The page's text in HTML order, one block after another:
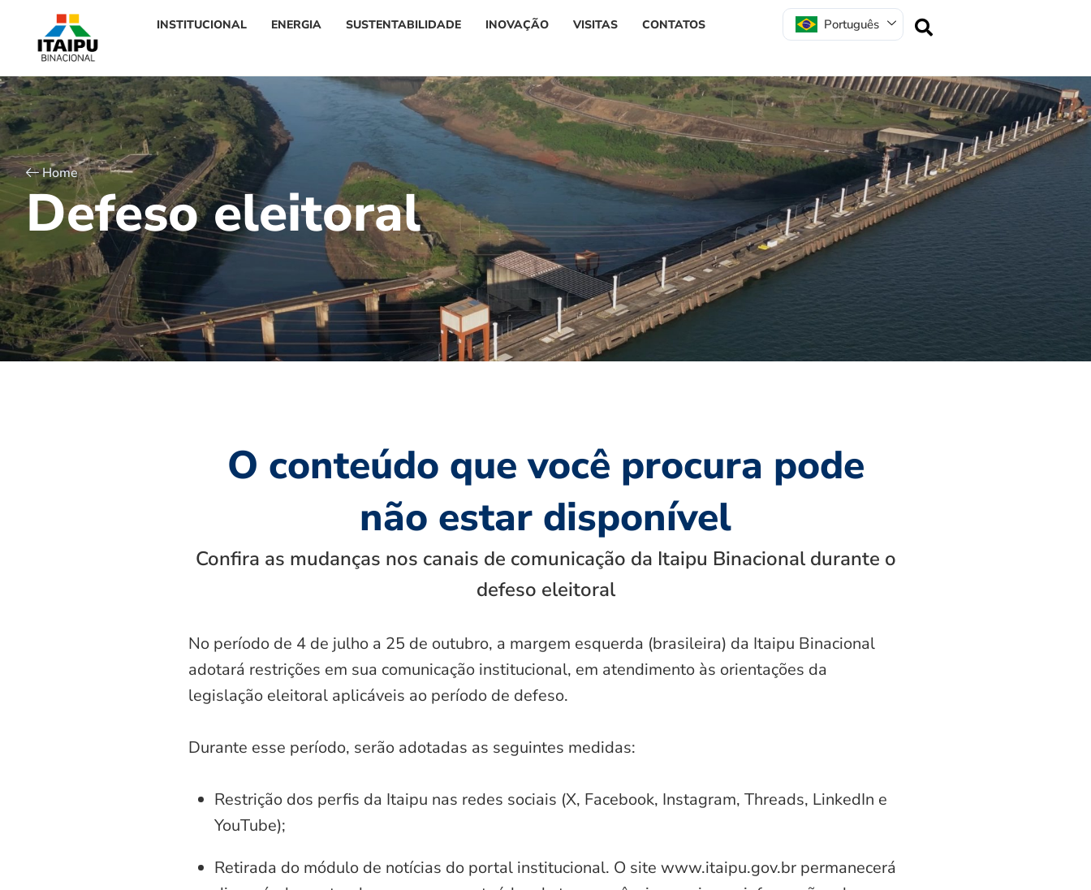
INSTITUCIONAL ENERGIA SUSTENTABILIDADE INOVAÇÃO VISITAS CONTATOS Português
Home
Defeso eleitoral
O conteúdo que você procura pode
não estar disponível
Confira as mudanças nos canais de comunicação da Itaipu Binacional durante o
defeso eleitoral
No período de 4 de julho a 25 de outubro, a margem esquerda (brasileira) da Itaipu Binacional
adotará restrições em sua comunicação institucional, em atendimento às orientações da
legislação eleitoral aplicáveis ao período de defeso.
Durante esse período, serão adotadas as seguintes medidas:
Restrição dos perfis da Itaipu nas redes sociais (X, Facebook, Instagram, Threads, LinkedIn e
YouTube);
Retirada do módulo de notícias do portal institucional. O site www.itaipu.gov.br permanecerá